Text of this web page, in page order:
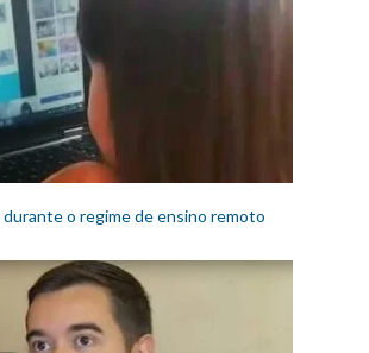
o regime de ensino remoto